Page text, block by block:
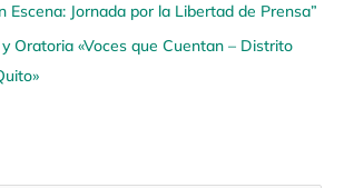
Escena: Jornada por la Libertad de Prensa”
Oratoria «Voces que Cuentan – Distrito